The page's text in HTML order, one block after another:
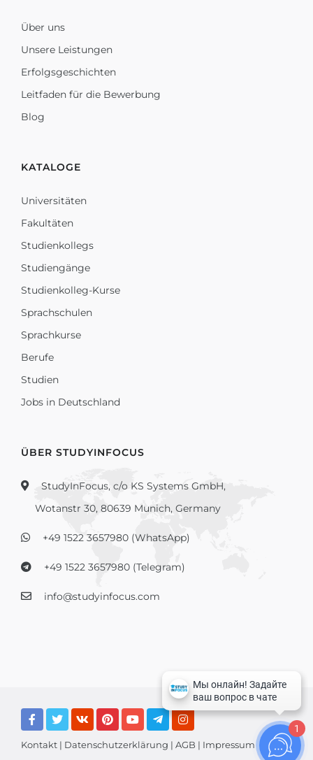
Über uns
Unsere Leistungen
Erfolgsgeschichten
Leitfaden für die Bewerbung
Blog
KATALOGE
Universitäten
Fakultäten
Studienkollegs
Studiengänge
Studienkolleg-Kurse
Sprachschulen
Sprachkurse
Berufe
Studien
Jobs in Deutschland
ÜBER STUDYINFOCUS
StudyInFocus, c/o KS Systems GmbH,
Wotanstr 30, 80639 Munich, Germany
+49 1522 3657980 (WhatsApp)
+49 1522 3657980 (Telegram)
info@studyinfocus.com
Kontakt | Datenschutzerklärung | AGB | Impressum
1